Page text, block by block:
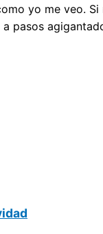
yo me veo.
pasos